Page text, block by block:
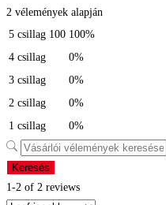
2 vélemények alapján
5 csillag 100 100%
4 csillag
0%
3 csillag
0%
2 csillag
0%
1 csillag
0%
Keresés
1-2 of 2 reviews